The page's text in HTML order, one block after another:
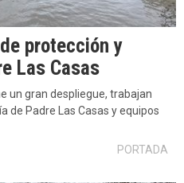
protección y
Las Casas
un gran despliegue, trabajan
de Padre Las Casas y equipos
PORTADA